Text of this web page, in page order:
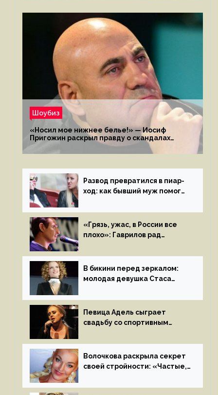
Шоубиз
«Носил мое нижнее белье!» — Иосиф
Пригожин раскрыл правду о скандалах
с мужем своей экс-жены
Развод превратился в пиар-
ход: как бывший муж помог
«Грязь, ужас, в России все
плохо»: Гаврилов рад
иноагентов
В бикини перед зеркалом:
молодая девушка Стаса
на камеру
Певица Адель сыграет
свадьбу со спортивным
летом
Волочкова раскрыла секрет
своей стройности: «Частые,